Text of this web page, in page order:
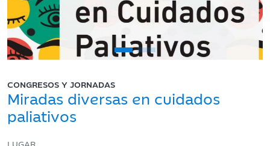
CONGRESOS Y JORNADAS
Miradas diversas en cuidados
paliativos
LUGAR